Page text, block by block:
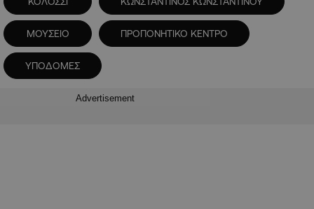
ΜΟΥΣΕΙΟ ΠΡΟΠΟΝΗΤΙΚΟ ΚΕΝΤΡΟ
ΥΠΟΔΟΜΕΣ
Advertisement